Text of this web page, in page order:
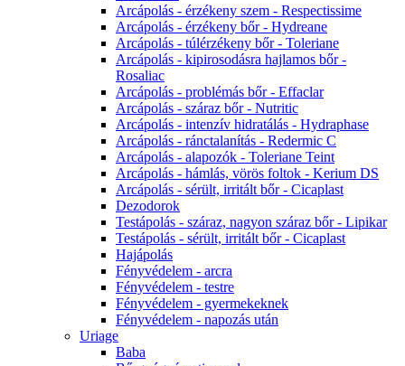
Arcápolás - érzékeny szem - Respectissime
Arcápolás - érzékeny bőr - Hydreane
Arcápolás - túlérzékeny bőr - Toleriane
Arcápolás - kipirosodásra hajlamos bőr -
Rosaliac
Arcápolás - problémás bőr - Effaclar
Arcápolás - száraz bőr - Nutritic
Arcápolás - intenzív hidratálás - Hydraphase
Arcápolás - ránctalanítás - Redermic C
Arcápolás - alapozók - Toleriane Teint
Arcápolás - hámlás, vörös foltok - Kerium DS
Arcápolás - sérült, irritált bőr - Cicaplast
Dezodorok
Testápolás - száraz, nagyon száraz bőr - Lipikar
Testápolás - sérült, irritált bőr - Cicaplast
Hajápolás
Fényvédelem - arcra
Fényvédelem - testre
Fényvédelem - gyermekeknek
Fényvédelem - napozás után
Uriage
Baba